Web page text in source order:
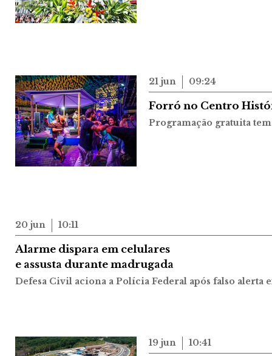
21 jun 09:24
Forró no Centro
Programação gratuita
20 jun 10:11
Alarme dispara em celulares
e assusta durante madrugada
Defesa Civil aciona a Polícia Federal após falso alerta
19 jun 10:41